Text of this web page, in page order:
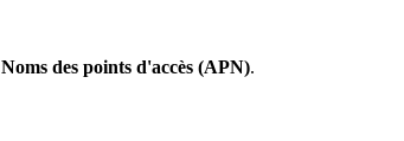
Noms des points d'accès (APN).